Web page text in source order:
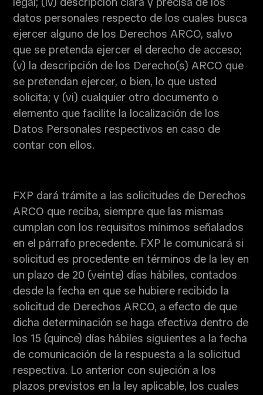
datos personales respecto de los cuales busca
ejercer alguno de los Derechos ARCO, salvo
que se pretenda ejercer el derecho de acceso;
(v) la descripción de los Derecho(s) ARCO que
se pretendan ejercer, o bien, lo que usted
solicita; y (vi) cualquier otro documento o
elemento que facilite la localización de los
Datos Personales respectivos en caso de
contar con ellos.
FXP dará trámite a las solicitudes de Derechos
ARCO que reciba, siempre que las mismas
cumplan con los requisitos mínimos señalados
en el párrafo precedente. FXP le comunicará si
solicitud es procedente en términos de la ley en
un plazo de 20 (veinte) días hábiles, contados
desde la fecha en que se hubiere recibido la
solicitud de Derechos ARCO, a efecto de que
dicha determinación se haga efectiva dentro de
los 15 (quince) días hábiles siguientes a la fecha
de comunicación de la respuesta a la solicitud
respectiva. Lo anterior con sujeción a los
plazos previstos en la ley aplicable, los cuales